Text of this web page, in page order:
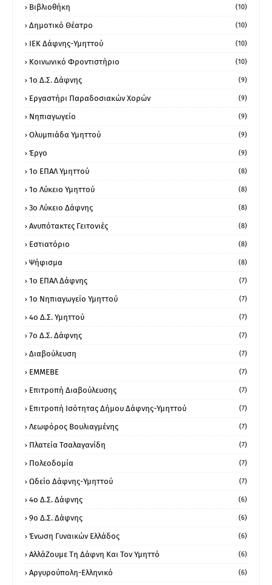
Βιβλιοθήκη (10)
Δημοτικό Θέατρο (10)
ΙΕΚ Δάφνης-Υμηττού (10)
Κοινωνικό Φροντιστήριο (10)
1ο Δ.Σ. Δάφνης (9)
Εργαστήρι Παραδοσιακών Χορών (9)
Νηπιαγωγείο (9)
Ολυμπιάδα Υμηττού (9)
Έργο (9)
1o ΕΠΑΛ Υμηττού (8)
1ο Λύκειο Υμηττού (8)
3ο Λύκειο Δάφνης (8)
Ανυπότακτες Γειτονιές (8)
Εστιατόριο (8)
Ψήφισμα (8)
1ο ΕΠΑΛ Δάφνης (7)
1ο Νηπιαγωγείο Υμηττού (7)
4ο Δ.Σ. Υμηττού (7)
7ο Δ.Σ. Δάφνης (7)
Διαβούλευση (7)
ΕΜΜΕΒΕ (7)
Επιτροπή Διαβούλευσης (7)
Επιτροπή Ισότητας Δήμου Δάφνης-Υμηττού (7)
Λεωφόρος Βουλιαγμένης (7)
Πλατεία Τσαλαγανίδη (7)
Πολεοδομία (7)
Ωδείο Δάφνης-Υμηττού (7)
4ο Δ.Σ. Δάφνης (6)
9ο Δ.Σ. Δάφνης (6)
Ένωση Γυναικών Ελλάδος (6)
ΑλλάΖουμε Τη Δάφνη Και Τον Υμηττό (6)
Αργυρούπολη-Ελληνικό (6)